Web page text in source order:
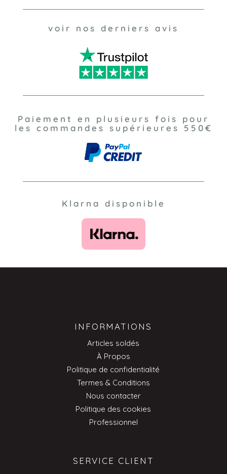
voir nos derniers avis
Paiement en plusieurs fois pour
les commandes supérieures 550€
Klarna disponible
INFORMATIONS
Articles soldés
À Propos
Politique de confidentialité
Termes & Conditions
Nous contacter
Politique des cookies
Professionnel
SERVICE CLIENT